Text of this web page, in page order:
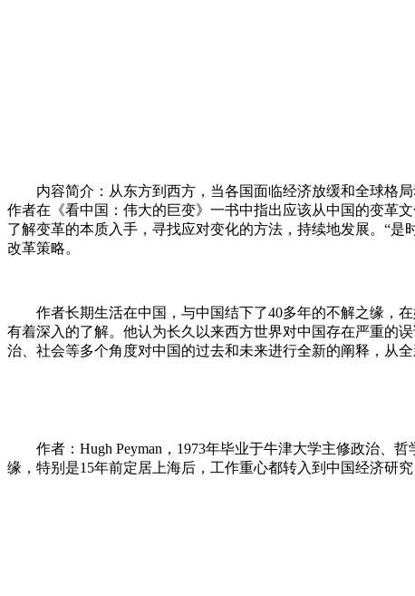
内容简介：从东方到西方，当各国面临经济放缓和全球格
作者在《看中国：伟大的巨变》一书中指出应该从中国的变革
了解变革的本质入手，寻找应对变化的方法，持续地发展。“
改革策略。
作者长期生活在中国，与中国结下了40多年的不解之缘，
有着深入的了解。他认为长久以来西方世界对中国存在严重的
治、社会等多个角度对中国的过去和未来进行全新的阐释，从
作者：Hugh Peyman，1973年毕业于牛津大学主修政治、
缘，特别是15年前定居上海后，工作重心都转入到中国经济研